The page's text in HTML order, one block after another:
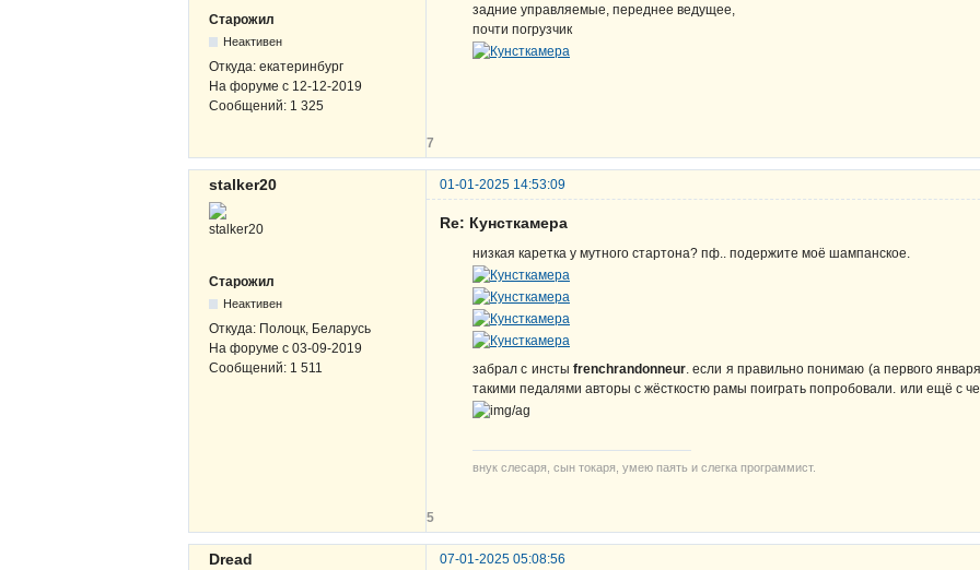
Старожил
Неактивен
Откуда: екатеринбург
На форуме с 12-12-2019
Сообщений: 1 325
задние управляемые, переднее ведущее,
почти погрузчик
7
stalker20 01-01-2025 14:53:09
Старожил
Неактивен
Откуда: Полоцк, Беларусь
На форуме с 03-09-2019
Сообщений: 1 511
Re: Кунсткамера
низкая каретка у мутного стартона? пф.. подержите моё шампанское.
забрал с инсты frenchrandonneur. если я правильно понимаю (а первого
такими педалями авторы с жёсткостю рамы поиграть попробовали. или ещё с
внук слесаря, сын токаря, умею паять и слегка программист.
5
Dread 07-01-2025 05:08:56